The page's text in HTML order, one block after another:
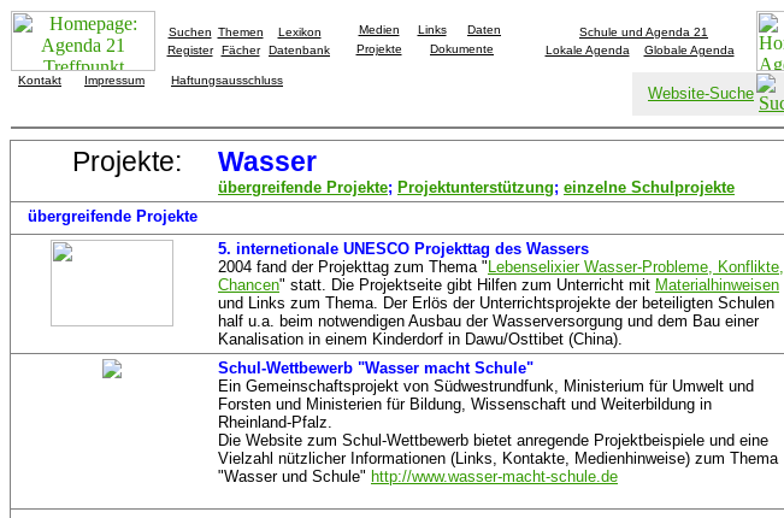
Suchen Themen
Lexikon
Register
Fächer Datenbank
Medien Links
Daten
Projekte
Dokumente
Schule und Agenda 21
Lokale Agenda
Globale Agenda
Kontakt Impressum Haftungsausschluss
Website-Suche
Projekte: Wasser
übergreifende Projekte; Projektunterstützung; einzelne Schulprojekte
übergreifende Projekte
5. internetionale UNESCO Projekttag des Wassers
2004 fand der Projekttag zum Thema " Lebenselixier Wasser-Probleme, Konflikte,
Chancen" statt. Die Projektseite gibt Hilfen zum Unterricht mit Materialhinweisen
und Links zum Thema. Der Erlös der Unterrichtsprojekte der beteiligten Schulen
half u.a. beim notwendigen Ausbau der Wasserversorgung und dem Bau einer
Kanalisation in einem Kinderdorf in Dawu/Osttibet (China).
Schul-Wettbewerb "Wasser macht Schule"
Ein Gemeinschaftsprojekt von Südwestrundfunk, Ministerium für Umwelt und
Forsten und Ministerien für Bildung, Wissenschaft und Weiterbildung in
Rheinland-Pfalz.
Die Website zum Schul-Wettbewerb bietet anregende Projektbeispiele und eine
Vielzahl nützlicher Informationen (Links, Kontakte, Medienhinweise) zum Thema
"Wasser und Schule" http://www.wasser-macht-schule.de